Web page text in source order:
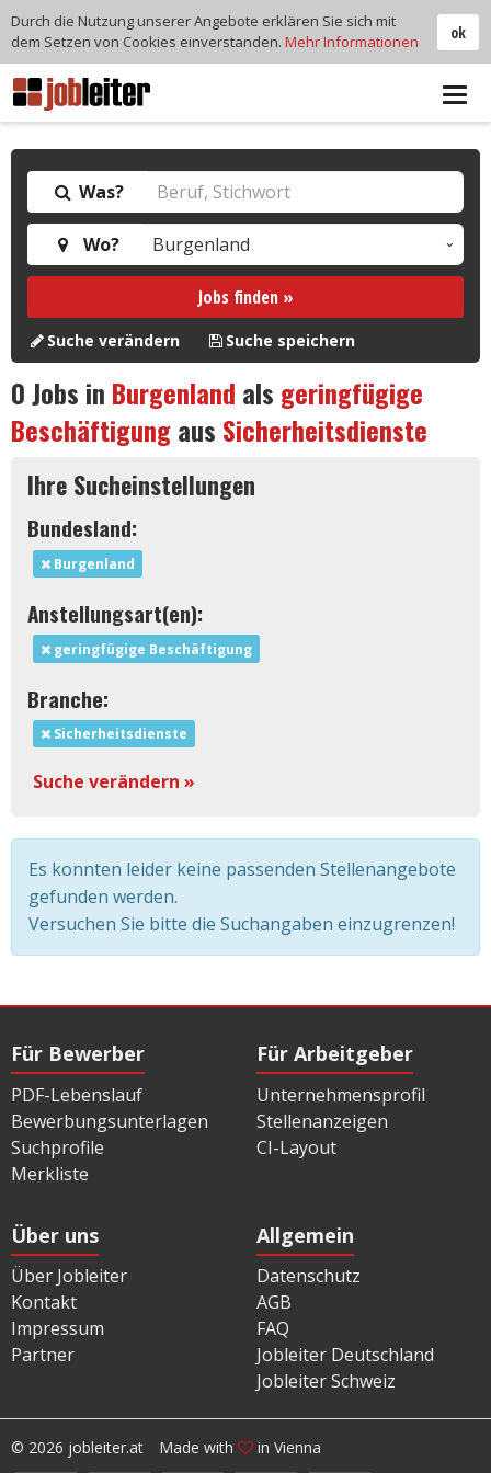
Was?
Wo?
Jobs finden »
Suche verändern Suche speichern
0Jobs in Burgenland als geringfügige
Beschäftigungaus Sicherheitsdienste
Ihre Sucheinstellungen
Bundesland:
Burgenland
Anstellungsart(en):
geringfügige Beschäftigung
Branche:
Sicherheitsdienste
Suche verändern »
Es konnten leider keine passenden Stellenangebote
gefunden werden.
Versuchen Sie bitte die Suchangaben einzugrenzen!
Für Bewerber
PDF-Lebenslauf
Bewerbungsunterlagen
Suchprofile
Merkliste
Für Arbeitgeber
Unternehmensprofil
Stellenanzeigen
CI-Layout
Über uns
Über Jobleiter
Kontakt
Impressum
Partner
Allgemein
Datenschutz
AGB
FAQ
Jobleiter Deutschland
Jobleiter Schweiz
© 2026 jobleiter.at Made with in Vienna
ok
Durch die Nutzung unserer Angebote erklären Sie sich mit
dem Setzen von Cookies einverstanden. Mehr Informationen